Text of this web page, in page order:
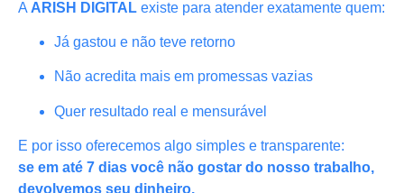
A ARISH DIGITAL existe para atender exatamente quem:
Já gastou e não teve retorno
Não acredita mais em promessas vazias
Quer resultado real e mensurável
E por isso oferecemos algo simples e transparente:
se em até 7 dias você não gostar do nosso trabalho,
devolvemos seu dinheiro.